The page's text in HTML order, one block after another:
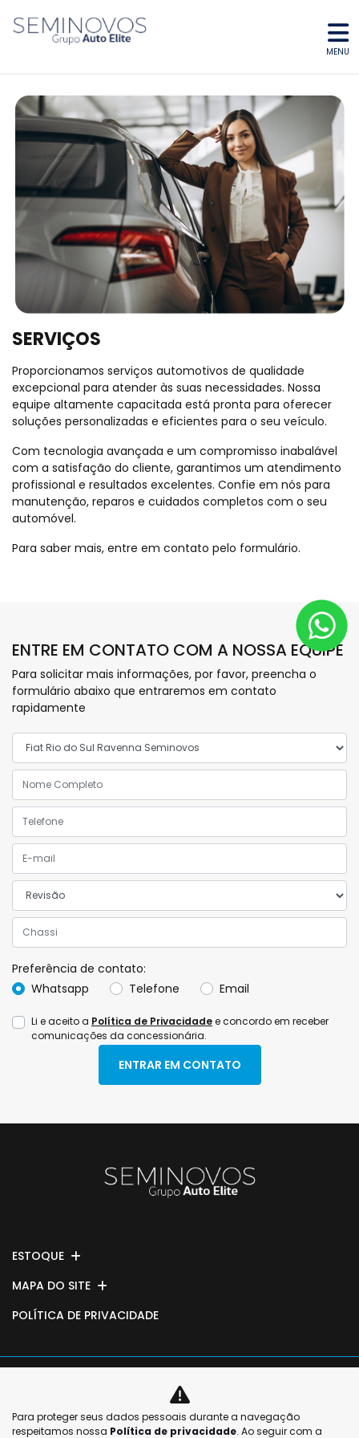
MENU
SERVIÇOS
Proporcionamos serviços automotivos de qualidade
excepcional para atender às suas necessidades. Nossa
equipe altamente capacitada está pronta para oferecer
soluções personalizadas e eficientes para o seu veículo.
Com tecnologia avançada e um compromisso inabalável
com a satisfação do cliente, garantimos um atendimento
profissional e resultados excelentes. Confie em nós para
manutenção, reparos e cuidados completos com o seu
automóvel.
Para saber mais, entre em contato pelo formulário.
ENTRE EM CONTATO COM A NOSSA EQUIPE
Para solicitar mais informações, por favor, preencha o
formulário abaixo que entraremos em contato
rapidamente
Preferência de contato:
Whatsapp
Telefone Email
Li e aceito a Política de Privacidadee concordo em receber
comunicações da concessionária.
ENTRAR EM CONTATO
ESTOQUE
MAPA DO SITE
POLÍTICA DE PRIVACIDADE
No trânsito, enxergar o
outro salva vidas.
No trânsito, enxergar o
Para proteger seus dados pessoais durante a navegação
respeitamos nossa Política de privacidade. Ao seguir com a